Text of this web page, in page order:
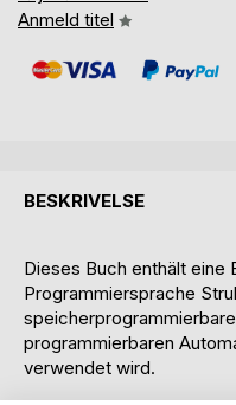
Anmeld titel
BESKRIVELSE
Dieses Buch enthält eine
Programmiersprache
programmierbaren
verwendet wird.